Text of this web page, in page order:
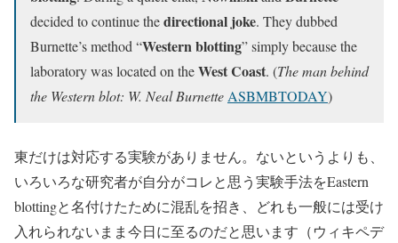
decided to continue thedirectional joke. They dubbed
Burnette’s method “Western blotting” simply because the
laboratory was located on theWest Coast. (The man behind
the Western blot: W. Neal Burnette ASBMBTODAY)
東だけは対応する実験がありません。ないというよりも、
いろいろな研究者が自分がコレと思う実験手法をEastern
blottingと名付けたために混乱を招き、どれも一般には受け
入れられないまま今日に至るのだと思います（ウィキペデ